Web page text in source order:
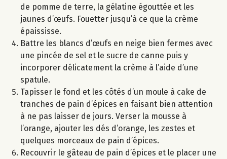
de pomme de terre, la gélatine égouttée et les
jaunes d’œufs. Fouetter jusqu’à ce que la crème
épaississe.
Battre les blancs d’œufs en neige bien fermes avec
une pincée de sel et le sucre de canne puis y
incorporer délicatement la crème à l’aide d’une
spatule.
Tapisser le fond et les côtés d’un moule à cake de
tranches de pain d’épices en faisant bien attention
à ne pas laisser de jours. Verser la mousse à
l’orange, ajouter les dés d’orange, les zestes et
quelques morceaux de pain d’épices.
Recouvrir le gâteau de pain d’épices et le placer une